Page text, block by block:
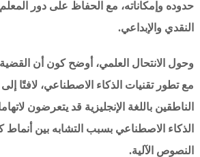
حدوده وإمكاناته، مع الحفاظ على دور المعلم
النقدي والإبداعي.
وحول الانتحال العلمي، أوضح كون أن
مع تطور تقنيات الذكاء الاصطناعي، لافتًا
الناطقين باللغة الإنجليزية قد يتعرضون
الذكاء الاصطناعي بسبب التشابه بين أنماط
النصوص الآلية.